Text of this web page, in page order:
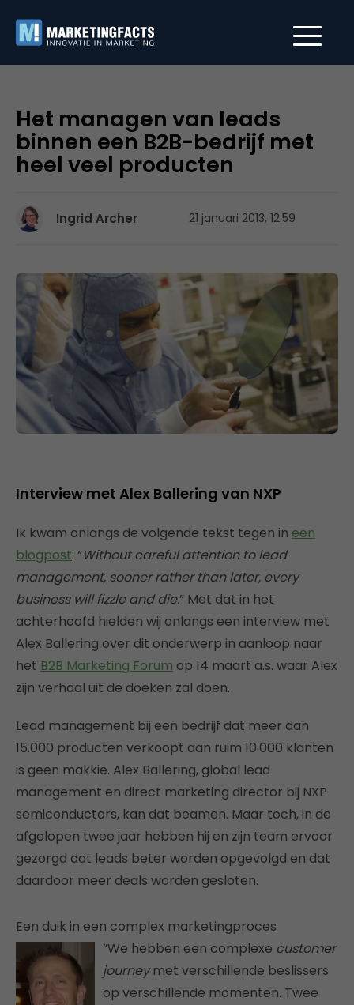
Het managen van leads
binnen een B2B-bedrijf met
heel veel producten
Ingrid Archer 21 januari 2013, 12:59
Interview met Alex Ballering van NXP
Ik kwam onlangs de volgende tekst tegen in een
blogpost: “Without careful attention to lead
management, sooner rather than later, every
business will fizzle and die.” Met dat in het
achterhoofd hielden wij onlangs een interview met
Alex Ballering over dit onderwerp in aanloop naar
het B2B Marketing Forum op 14 maart a.s. waar Alex
zijn verhaal uit de doeken zal doen.
Lead management bij een bedrijf dat meer dan
15.000 producten verkoopt aan ruim 10.000 klanten
is geen makkie. Alex Ballering, global lead
management en direct marketing director bij NXP
semiconductors, kan dat beamen. Maar toch, in de
afgelopen twee jaar hebben hij en zijn team ervoor
gezorgd dat leads beter worden opgevolgd en dat
daardoor meer deals worden gesloten.
Een duik in een complex marketingproces
“We hebben een complexe customer
journeymet verschillende beslissers
op verschillende momenten. Twee